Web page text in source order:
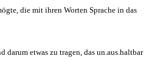
die mit ihren Worten Sprache in das
darum etwas zu tragen, das un.aus.haltbar